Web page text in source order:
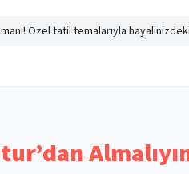
Özel tatil temalarıyla